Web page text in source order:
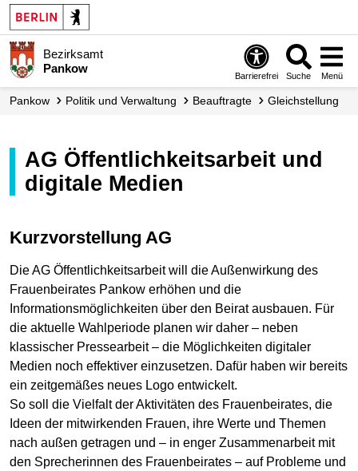
Bezirksamt
Pankow
Barrierefrei Suche Menü
Pankow Politik und Verwaltung Beauftragte Gleichstellung
AG Öffentlichkeitsarbeit und
digitale Medien
Kurzvorstellung AG
Die AG Öffentlichkeitsarbeit will die Außenwirkung des
Frauenbeirates Pankow erhöhen und die
Informationsmöglichkeiten über den Beirat ausbauen. Für
die aktuelle Wahlperiode planen wir daher – neben
klassischer Pressearbeit – die Möglichkeiten digitaler
Medien noch effektiver einzusetzen. Dafür haben wir bereits
ein zeitgemäßes neues Logo entwickelt.
So soll die Vielfalt der Aktivitäten des Frauenbeirates, die
Ideen der mitwirkenden Frauen, ihre Werte und Themen
nach außen getragen und – in enger Zusammenarbeit mit
den Sprecherinnen des Frauenbeirates – auf Probleme und